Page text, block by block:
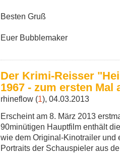
Besten Gruß
Euer Bubblemaker
Der Krimi-Reisser
1967 - zum ersten Mal
rhineflow (1), 04.03.2013
Erscheint am 8. März 2013
90minütigen Hauptfilm enthält
wie dem Original-Kinotrailer und
Portraits der Schauspieler aus